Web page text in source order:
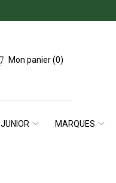
Mon panier(0)
JUNIOR MARQUES